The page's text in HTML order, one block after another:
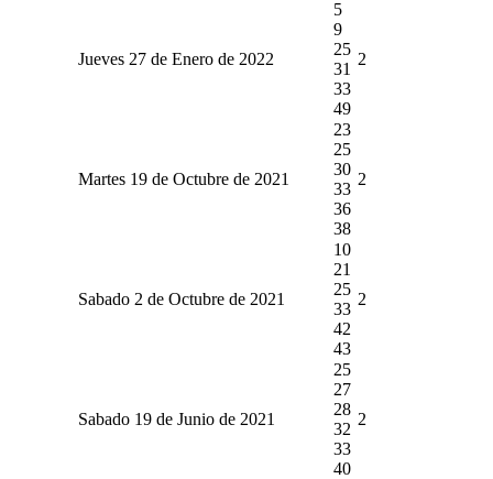
Jueves 27 de Enero de 2022
5
9
25
31
33
49
2
Martes 19 de Octubre de 2021
23
25
30
33
36
38
2
Sabado 2 de Octubre de 2021
10
21
25
33
42
43
2
Sabado 19 de Junio de 2021
25
27
28
32
33
40
2